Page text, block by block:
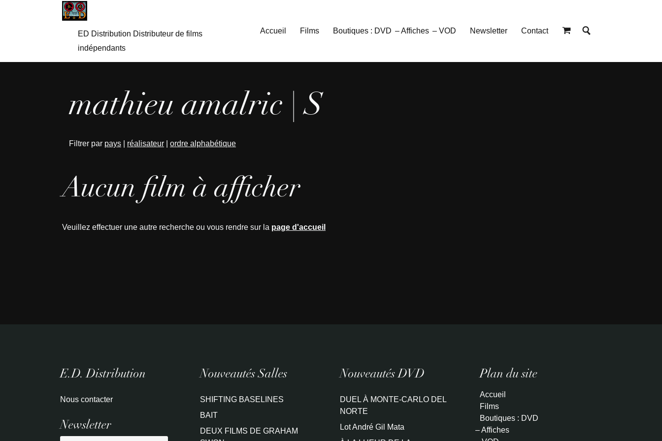
ED Distribution Distributeur de films
indépendants
Accueil Films Boutiques : DVD – Affiches – VOD Newsletter Contact
mathieu amalric | S
Filtrer par pays réalisateur ordre alphabétique
Aucun film à afficher
Veuillez effectuer une autre recherche ou vous rendre sur la page d'accueil
E.D. Distribution
Nous contacter
Newsletter
Nouveautés Salles
SHIFTING BASELINES
BAIT
DEUX FILMS DE GRAHAM
Nouveautés DVD
DUEL À MONTE-CARLO DEL
NORTE
Lot André Gil Mata
Plan du site
Accueil
Films
Boutiques : DVD
– Affiches